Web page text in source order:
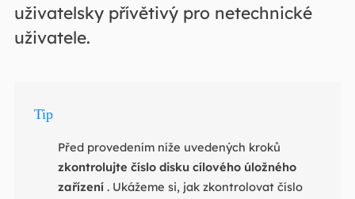
uživatelsky přívětivý pro netechnické
uživatele.
Tip
Před provedením níže uvedených kroků
zkontrolujte číslo disku cílového úložného
zařízení. Ukážeme si, jak zkontrolovat číslo